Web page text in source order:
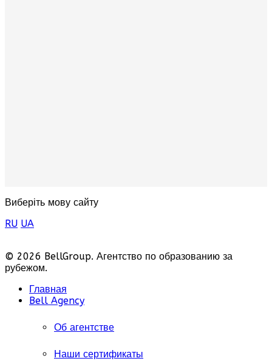
Виберіть мову сайту
RU UA
© 2026 BellGroup. Агентство по образованию за
рубежом.
Главная
Bell Agency
Об агентстве
Наши сертификаты